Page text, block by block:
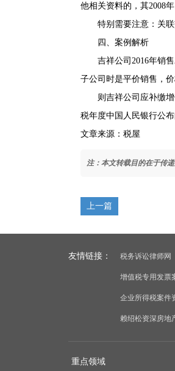
他相关资料的，其2008
特别需要注意：关联
四、案例解析
吉祥公司2016年销售A
子公司时是平价销售，价
则吉祥公司应补缴增
税年度中国人民银行公
文章来源：税屋
注：本文转载目的在于传
上一篇
友情链接： 税务诉讼律师网
增值税专用发票
企业所得税案件
赖绍松资深房地
重点领域